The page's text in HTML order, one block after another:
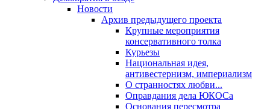
Новости
Архив предыдущего проекта
Крупные мероприятия
консервативного толка
Курьезы
Национальная идея,
антивестернизм, империализм
О странностях любви...
Оправдания дела ЮКОСа
Основания пересмотра